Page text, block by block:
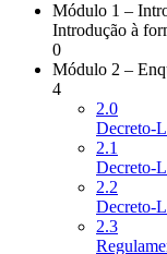
Módulo 1 –
Introdução à
0
Módulo 2 –
4
2.0
Decreto-
2.1
Decreto-
2.2
Decreto-
2.3